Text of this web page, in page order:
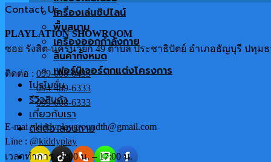
เครื่องเล่นซิปไลน์
พื้นสนาม
เครื่องออกกำลังกาย
สินค้าทั้งหมด
เฟอร์นิเจอร์ตกแต่งโครงการ
โปรโมชั่น
รีวิวสินค้า
เกี่ยวกับเรา
ติดต่อ-สอบถาม
Contact Us
PLAYLATION SHOWROOM
ซอย รังสิต-นครนายก 49 ตำบล ประชาธิปัตย์ อำเภอธัญบุรี ปทุมธ
ติดต่อ : 099-008-0433
094-489-6333
095-008-6333
E-mai : kiddyplaygroundth@gmail.com
Line : @kiddyplay
เวลาทำการ : 8:00 น. – 17:00 น.